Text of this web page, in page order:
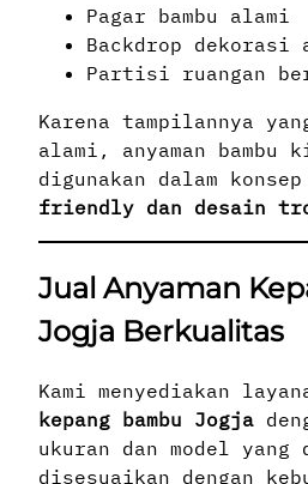
Pagar bambu alami
Backdrop dekorasi
Partisi ruangan
Karena tampilannya
alami, anyaman bambu
digunakan dalam konsep
friendly dan desain
Jual Anyaman
Jogja Berkualitas
Kami menyediakan
kepang bambu Jogja
ukuran dan model yang
disesuaikan dengan